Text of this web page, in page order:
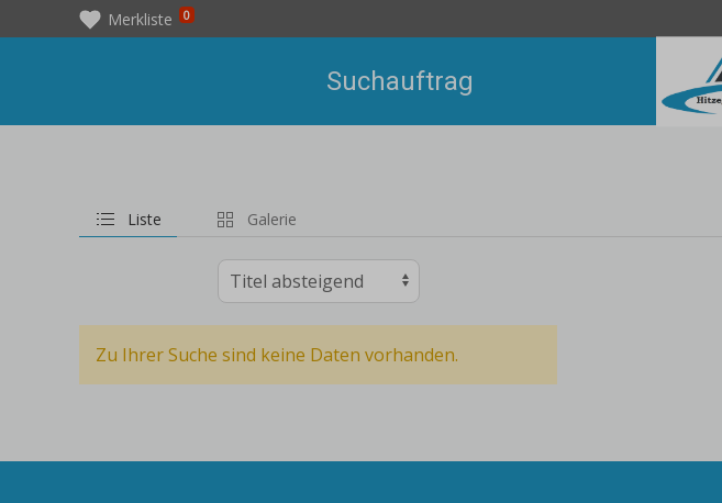
Merkliste 0
Suchauftrag
Liste Galerie
Zu Ihrer Suche sind keine Daten vorhanden.